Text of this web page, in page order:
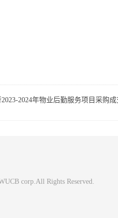
2024年物业后勤服务项目采购
corp.All Rights Reserved.